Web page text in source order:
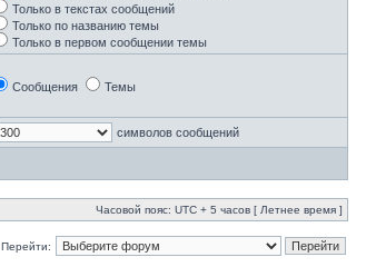
Только в текстах сообщений
Только по названию темы
Только в первом сообщении темы
Сообщения Темы
символов сообщений
Часовой пояс: UTC + 5 часов [ Летнее время ]
Перейти: